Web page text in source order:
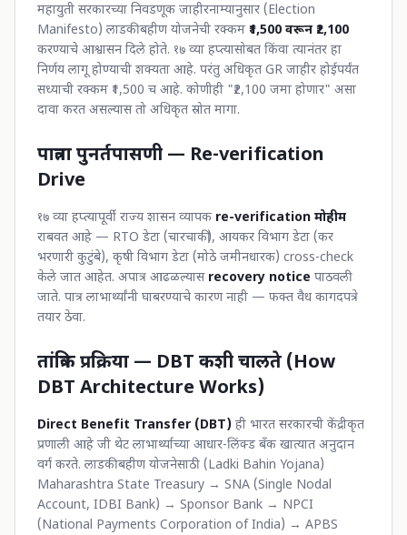
महायुती सरकारच्या निवडणूक जाहीरनाम्यानुसार (Election
Manifesto) लाडकी बहीण योजनेची रक्कम ₹1,500 वरून ₹2,100
करण्याचे आश्वासन दिले होते. १७ व्या हप्त्यासोबत किंवा त्यानंतर हा
निर्णय लागू होण्याची शक्यता आहे. परंतु अधिकृत GR जाहीर होईपर्यंत
सध्याची रक्कम ₹1,500 च आहे. कोणीही "₹2,100 जमा होणार" असा
दावा करत असल्यास तो अधिकृत स्रोत मागा.
पात्रता पुनर्तपासणी — Re-verification
Drive
१७ व्या हप्त्यापूर्वी राज्य शासन व्यापक re-verification मोहीम
राबवत आहे — RTO डेटा (चारचाकी), आयकर विभाग डेटा (कर
भरणारी कुटुंबे), कृषी विभाग डेटा (मोठे जमीनधारक) cross-check
केले जात आहेत. अपात्र आढळल्यास recovery notice पाठवली
जाते. पात्र लाभार्थ्यांनी घाबरण्याचे कारण नाही — फक्त वैध कागदपत्रे
तयार ठेवा.
तांत्रिक प्रक्रिया — DBT कशी चालते (How
DBT Architecture Works)
Direct Benefit Transfer (DBT) ही भारत सरकारची केंद्रीकृत
प्रणाली आहे जी थेट लाभार्थ्याच्या आधार-लिंक्ड बँक खात्यात अनुदान
वर्ग करते. लाडकी बहीण योजनेसाठी (Ladki Bahin Yojana)
Maharashtra State Treasury → SNA (Single Nodal
Account, IDBI Bank) → Sponsor Bank → NPCI
(National Payments Corporation of India) → APBS